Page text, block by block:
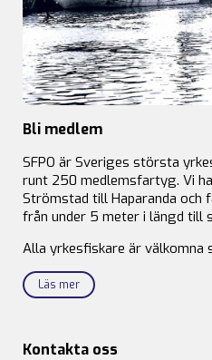
Bli medlem
SFPO är Sveriges största
runt 250 medlemsfartyg. Vi
Strömstad till Haparanda
från under 5 meter i längd till
Alla yrkesfiskare är välkomna
Läs mer
Kontakta oss